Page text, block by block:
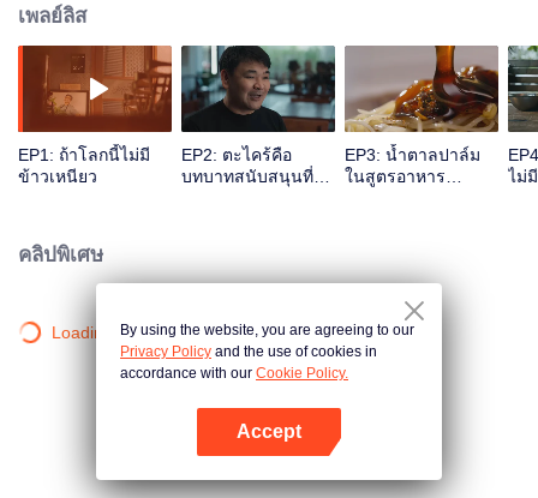
ถิ่นจากหลากหลายพื้นที่อีกด้วย
เพลย์ลิส
EP1: ถ้าโลกนี้ไม่มี
ข้าวเหนียว
EP2: ตะไคร้คือ
บทบาทสนับสนุนที่
EP3: น้ำตาลปาล์ม
ในสูตรอาหาร
ไม่
คลิปพิเศษ
Loading…By using the website, you are agreeing to our
Privacy Policy and the use of cookies in
accordance with our Cookie Policy.
Accept